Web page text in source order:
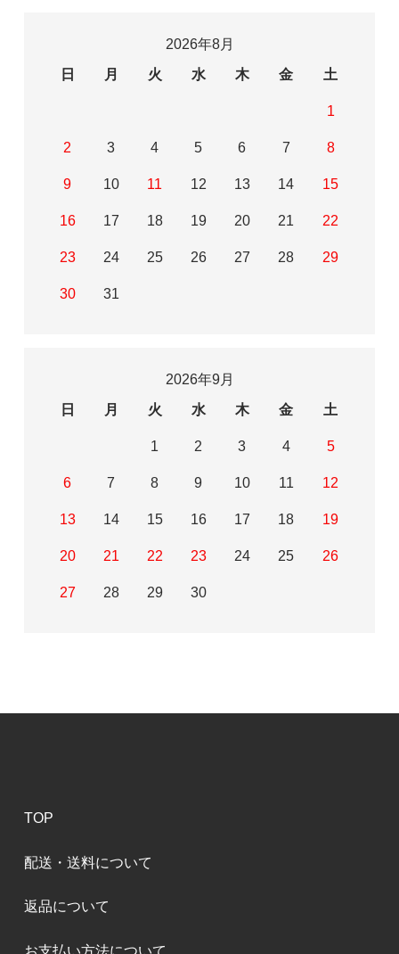
2026年8月
日
月 火 水 木 金 土
1
2 3 4 5 6 7 8
9 10 11 12 13 14 15
16 17 18 19 20 21 22
23 24 25 26 27 28 29
30 31
2026年9月
日
月 火 水 木 金 土
1 2 3 4 5
6 7 8 9 10 11 12
13 14 15 16 17 18 19
20 21 22 23 24 25 26
27 28 29 30
TOP
配送・送料について
返品について
お支払い方法について